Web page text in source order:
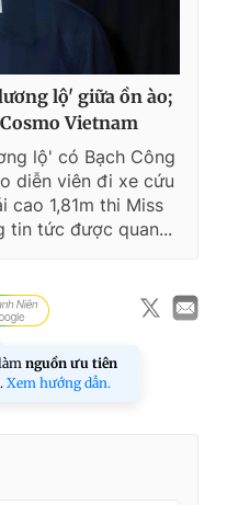
lộ' giữa ồn ào;
Vietnam
lộ' có Bạch Công
diễn viên đi xe cứu
cao 1,81m thi Miss
tin tức được quan...
nguồn ưu tiên
Xem hướng dẫn.